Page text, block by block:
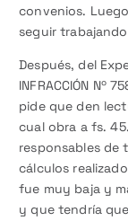
convenios.
seguir
Después, del
INFRACCIÓN Nº
pide que den
cual obra a fs.
responsables de
cálculos
fue muy baja y
y que tendría